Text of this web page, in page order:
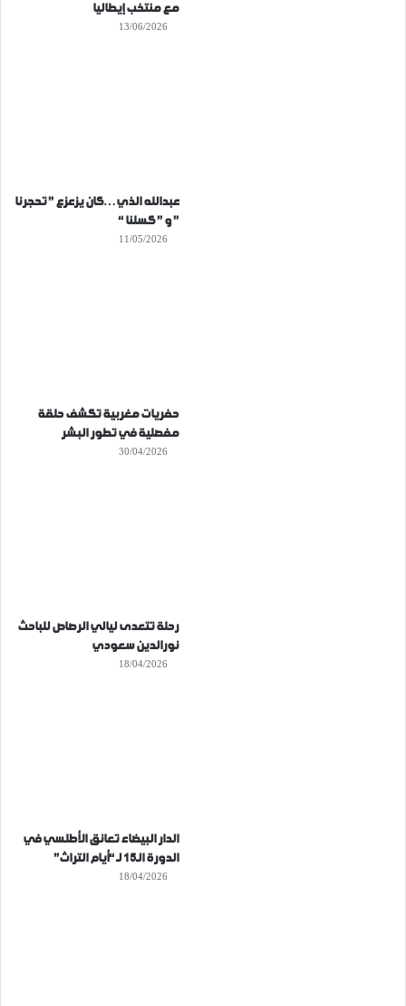
مع منتخب إيطاليا
13/06/2026
عبدالله الذي…كان يزعزع ” تحجرنا
” و ” كسلنا “
11/05/2026
حفريات مغربية تكشف حلقة
مفصلية في تطور البشر
30/04/2026
رحلة تتعدى ليالي الرصاص للباحث
نورالدين سعودي
18/04/2026
الدار البيضاء تعانق الأطلسي في
الدورة الـ15 لـ “أيام التراث”
18/04/2026